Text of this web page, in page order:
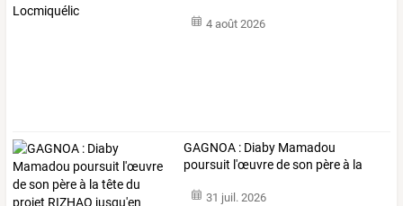
4 août 2026
GAGNOA : Diaby Mamadou
poursuit l'œuvredeson pèreà la
31 juil. 2026